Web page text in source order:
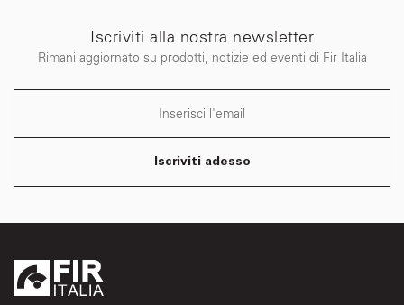
Iscriviti alla nostra newsletter
Rimani aggiornato su prodotti, notizie ed eventi di Fir Italia
Iscriviti adesso